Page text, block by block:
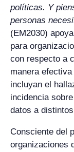
políticas. Y
personas
(EM2030)
para
con respecto a
manera
incluyan el
incidencia
datos a
Consciente del
organizaciones